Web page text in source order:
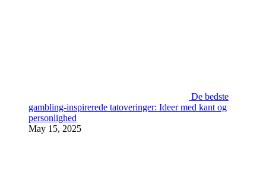
De bedste
gambling-inspirerede tatoveringer: Ideer med kant og
personlighed
May 15, 2025